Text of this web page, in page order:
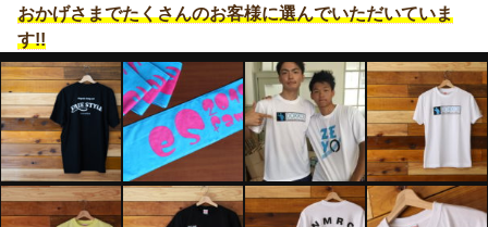
おかげさまでたくさんのお客様に選んでいただいていま
す!!